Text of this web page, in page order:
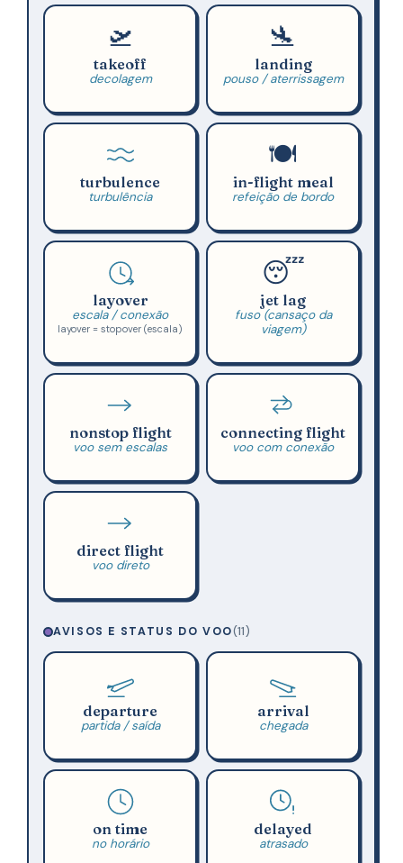
🛫
takeoff
decolagem
🛬
landing
pouso / aterrissagem
turbulence
turbulência
🍽️
in-flight meal
refeição de bordo
layover
escala / conexão
layover = stopover (escala)
😴
jet lag
fuso (cansaço da
viagem)
nonstop flight
voo sem escalas
connecting flight
voo com conexão
direct flight
voo direto
AVISOS E STATUS DO VOO(11)
departure
partida / saída
arrival
chegada
on time
no horário
delayed
atrasado